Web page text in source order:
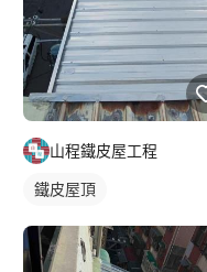
山程鐵皮屋工程
鐵皮屋頂